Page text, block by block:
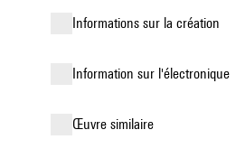
informations sur la création
Information sur l'électronique
œuvre similaire